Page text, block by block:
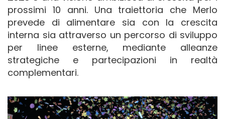
prossimi 10 anni. Una traiettoria che Merlo
prevede di alimentare sia con la crescita
interna sia attraverso un percorso di sviluppo
per linee esterne, mediante alleanze
strategiche e partecipazioni in realtà
complementari.